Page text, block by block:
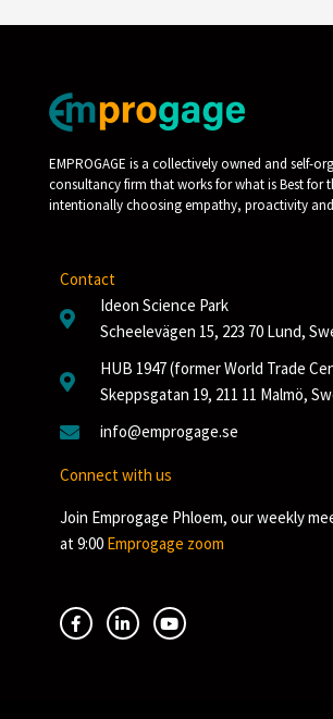
EMPROGAGE is a collectively owned and self-
consultancy firm that works for what is Best for
intentionally choosing empathy, proactivity
Contact
Ideon Science Park
Scheelevägen 15, 223 70 Lund,
HUB 1947 (former World Trade
Skeppsgatan 19, 211 11 Malmö,
info@emprogage.se
Connect with us
Join Emprogage Phloem, our weekly
at 9:00 Emprogage zoom
F
a
L
i
Y
o